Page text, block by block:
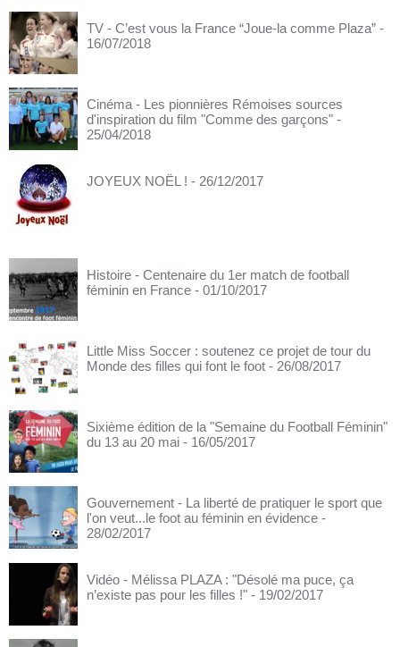
TV - C’est vous la France “Joue-la comme Plaza” -
16/07/2018
Cinéma - Les pionnières Rémoises sources
d'inspiration du film "Comme des garçons" -
25/04/2018
JOYEUX NOËL ! - 26/12/2017
Histoire - Centenaire du 1er match de football
féminin en France - 01/10/2017
Little Miss Soccer : soutenez ce projet de tour du
Monde des filles qui font le foot - 26/08/2017
Sixième édition de la "Semaine du Football Féminin"
du 13 au 20 mai - 16/05/2017
Gouvernement - La liberté de pratiquer le sport que
l'on veut...le foot au féminin en évidence -
28/02/2017
Vidéo - Mélissa PLAZA : "Désolé ma puce, ça
n’existe pas pour les filles !" - 19/02/2017